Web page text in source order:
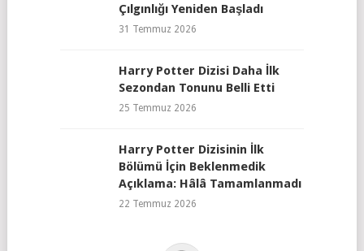
Çılgınlığı Yeniden Başladı
31 Temmuz 2026
Harry Potter Dizisi Daha İlk
Sezondan Tonunu Belli Etti
25 Temmuz 2026
Harry Potter Dizisinin İlk
Bölümü İçin Beklenmedik
Açıklama: Hâlâ Tamamlanmadı
22 Temmuz 2026